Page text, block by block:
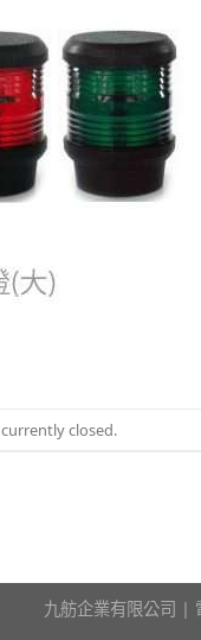
closed.
九舫企業有限公司 |